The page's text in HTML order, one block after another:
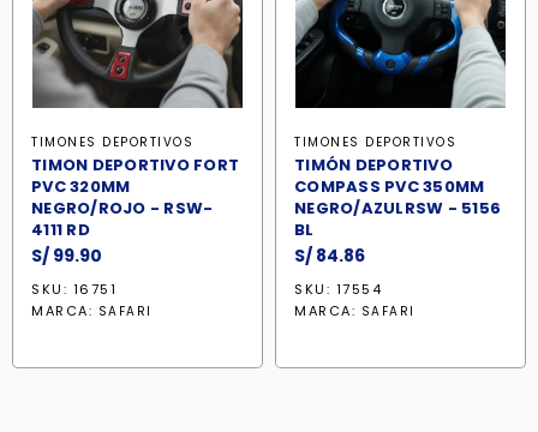
TIMONES DEPORTIVOS
TIMON DEPORTIVO FORT
PVC 320MM
NEGRO/ROJO - RSW-
4111 RD
S/ 99.90
SKU: 16751
MARCA: SAFARI
TIMONES DEPORTIVOS
TIMÓN DEPORTIVO
COMPASS PVC 350MM
NEGRO/AZULRSW - 5156
BL
S/ 84.86
SKU: 17554
MARCA: SAFARI